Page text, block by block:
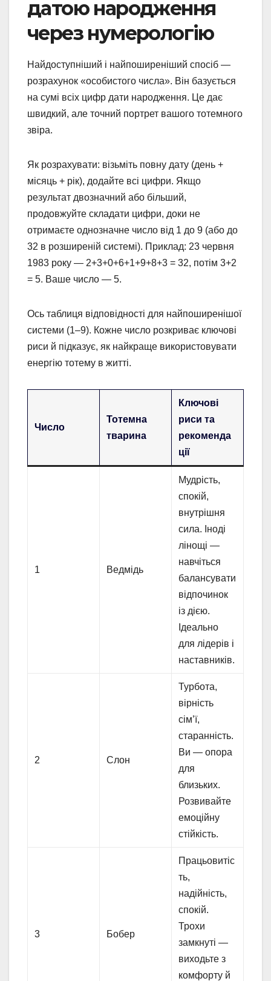
датою народження
через нумерологію
Найдоступніший і найпоширеніший спосіб —
розрахунок «особистого числа». Він базується
на сумі всіх цифр дати народження. Це дає
швидкий, але точний портрет вашого тотемного
звіра.
Як розрахувати: візьміть повну дату (день +
місяць + рік), додайте всі цифри. Якщо
результат двозначний або більший,
продовжуйте складати цифри, доки не
отримаєте однозначне число від 1 до 9 (або до
32 в розширеній системі). Приклад: 23 червня
1983 року — 2+3+0+6+1+9+8+3 = 32, потім 3+2
= 5. Ваше число — 5.
Ось таблиця відповідності для найпоширенішої
системи (1–9). Кожне число розкриває ключові
риси й підказує, як найкраще використовувати
енергію тотему в житті.
Число
Тотемна
тварина
Ключові
риси та
рекоменда
ції
1 Ведмідь
Мудрість,
спокій,
внутрішня
сила. Іноді
лінощі —
навчіться
балансувати
відпочинок
із дією.
Ідеально
для лідерів і
наставників.
2 Слон
Турбота,
вірність
сім’ї,
старанність.
Ви — опора
для
близьких.
Розвивайте
емоційну
стійкість.
3 Бобер
Працьовитіс
ть,
надійність,
спокій.
Трохи
замкнуті —
виходьте з
комфорту й